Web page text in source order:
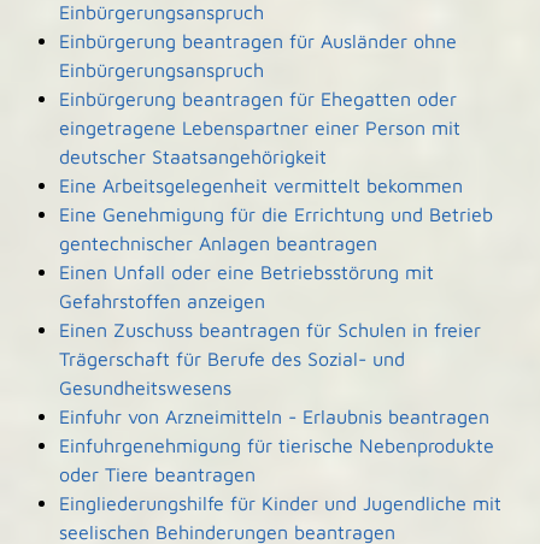
Einbürgerungsanspruch
Einbürgerung beantragen für Ausländer ohne
Einbürgerungsanspruch
Einbürgerung beantragen für Ehegatten oder
eingetragene Lebenspartner einer Person mit
deutscher Staatsangehörigkeit
Eine Arbeitsgelegenheit vermittelt bekommen
Eine Genehmigung für die Errichtung und Betrieb
gentechnischer Anlagen beantragen
Einen Unfall oder eine Betriebsstörung mit
Gefahrstoffen anzeigen
Einen Zuschuss beantragen für Schulen in freier
Trägerschaft für Berufe des Sozial- und
Gesundheitswesens
Einfuhr von Arzneimitteln - Erlaubnis beantragen
Einfuhrgenehmigung für tierische Nebenprodukte
oder Tiere beantragen
Eingliederungshilfe für Kinder und Jugendliche mit
seelischen Behinderungen beantragen